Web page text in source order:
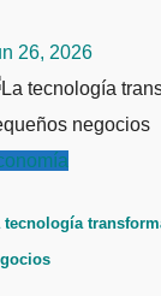
26, 2026
tecnología